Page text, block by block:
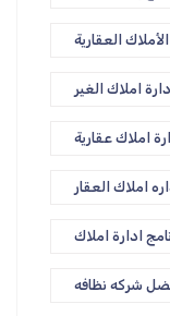
ادارة املاك الغير
املاك عقارية
املاك العقار
ادارة املاك
شركه نظافه